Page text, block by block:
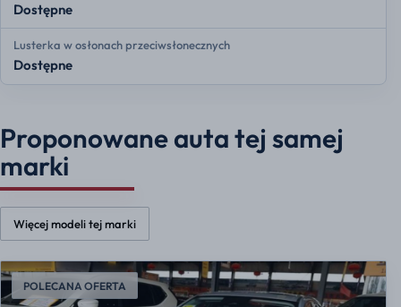
Dostępne
Lusterka w osłonach przeciwsłonecznych
Dostępne
Proponowane auta tej samej
marki
Więcej modeli tej marki
POLECANA OFERTA